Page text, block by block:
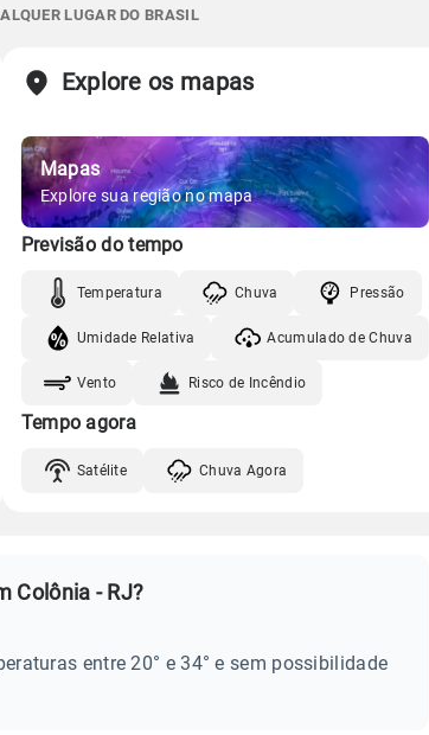
LUGAR DO BRASIL
Explore os mapas
Mapas
Explore sua região no mapa
Previsão do tempo
Temperatura Chuva Pressão
Umidade Relativa Acumulado de Chuva
Vento Risco de Incêndio
Tempo agora
Satélite Chuva Agora
Colônia - RJ?
entre 20° e 34° e sem possibilidade